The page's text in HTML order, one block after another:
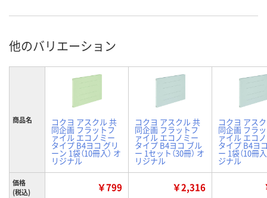
他のバリエーション
商品名 コクヨ アスクル 共
同企画 フラットフ
ァイル エコノミー
タイプ B4ヨコ グリ
ーン 1袋（10冊入） オ
リジナル
コクヨ アスクル 共
同企画 フラットフ
ァイル エコノミー
タイプ B4ヨコ ブル
ー 1セット（30冊） オ
リジナル
コクヨ アス
同企画 フラ
ァイル エコ
タイプ B4ヨ
ー 1袋（10冊
ジナル
価格
(税込)
￥799 ￥2,316